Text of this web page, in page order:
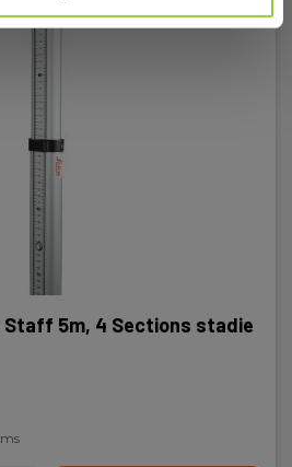
Staff 5m, 4 Sections stadie